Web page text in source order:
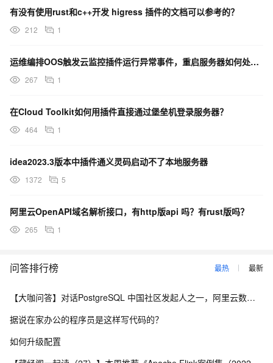
有没有使用rust和c++开发 higress 插件的文档可以参考的？
212 1
运维编排OOS触发云监控插件运行异常事件，重启服务器如何处理？
267 1
在Cloud Toolkit如何用插件直接通过堡垒机登录服务器？
464 1
idea2023.3版本中插件通义灵码启动不了本地服务器
1372 5
阿里云OpenAPI域名解析接口，有http版api 吗？有rust版吗？
265 1
问答排行榜 最热 最新
【大咖问答】对话PostgreSQL 中国社区发起人之一，阿里云数据库高级专家 德哥
据说在家办公的程序员是这样写代码的？
如何升级配置